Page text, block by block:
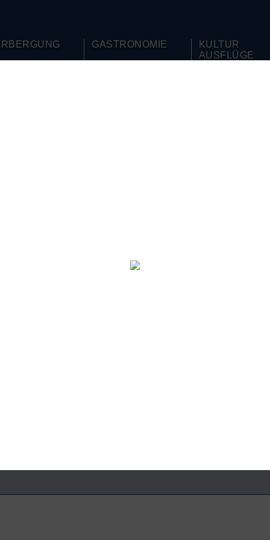
GASTRONOMIE
KULTUR
AUSFLÜGE